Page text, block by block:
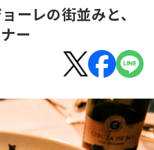
ーレの街並みと、
ー